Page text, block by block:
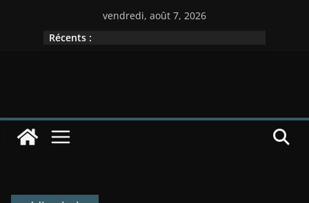
vendredi, août 7, 2026
Récents :